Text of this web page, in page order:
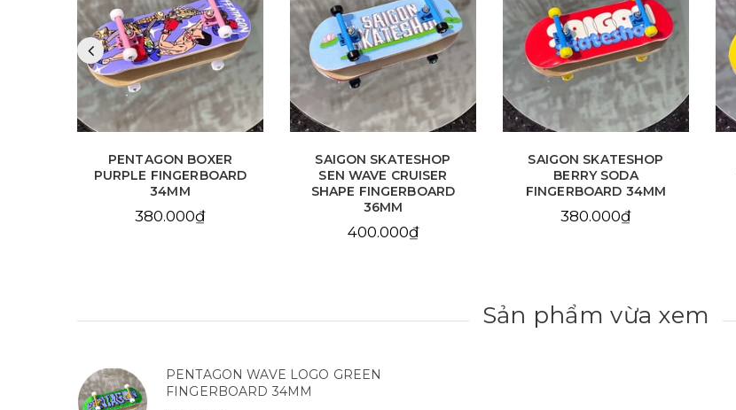
PENTAGON BOXER
PURPLE FINGERBOARD
34MM
380.000₫
SAIGON SKATESHOP
SEN WAVE CRUISER
SHAPE FINGERBOARD
36MM
400.000₫
SAIGON SKATESHOP
BERRY SODA
FINGERBOARD 34MM
380.000₫
Sản phẩm vừa xem
PENTAGON WAVE LOGO GREEN
FINGERBOARD 34MM